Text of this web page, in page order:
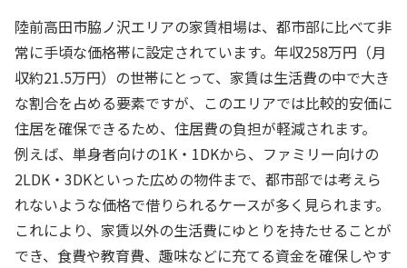
陸前高田市脇ノ沢エリアの家賃相場は、都市部に比べて非
常に手頃な価格帯に設定されています。年収258万円（月
収約21.5万円）の世帯にとって、家賃は生活費の中で大き
な割合を占める要素ですが、このエリアでは比較的安価に
住居を確保できるため、住居費の負担が軽減されます。
例えば、単身者向けの1K・1DKから、ファミリー向けの
2LDK・3DKといった広めの物件まで、都市部では考えら
れないような価格で借りられるケースが多く見られます。
これにより、家賃以外の生活費にゆとりを持たせることが
でき、食費や教育費、趣味などに充てる資金を確保しやす